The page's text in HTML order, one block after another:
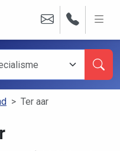
Ter aar